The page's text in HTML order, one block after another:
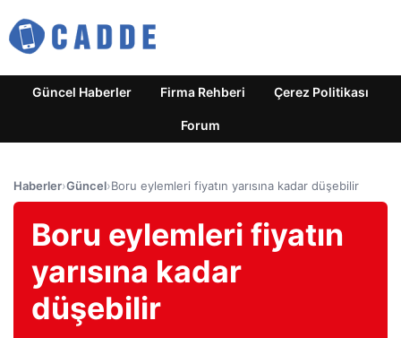
Güncel Haberler Firma Rehberi Çerez Politikası
Forum
Haberler›Güncel›Boru eylemleri fiyatın yarısına kadar düşebilir
Boru eylemleri fiyatın
yarısına kadar
düşebilir